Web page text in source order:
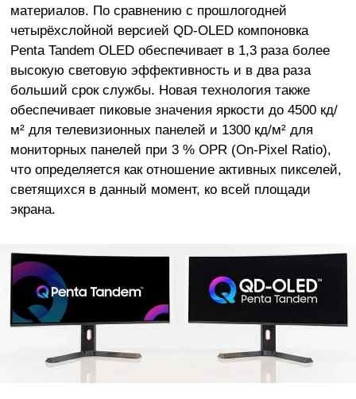
материалов. По сравнению с прошлогодней
четырёхслойной версией QD-OLED компоновка
Penta Tandem OLED обеспечивает в 1,3 раза более
высокую световую эффективность и в два раза
больший срок службы. Новая технология также
обеспечивает пиковые значения яркости до 4500 кд/
м² для телевизионных панелей и 1300 кд/м² для
мониторных панелей при 3 % OPR (On-Pixel Ratio),
что определяется как отношение активных пикселей,
светящихся в данный момент, ко всей площади
экрана.